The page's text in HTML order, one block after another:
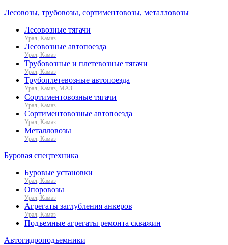
Лесовозы, трубовозы, сортиментовозы, металловозы
Лесовозные тягачи
Урал, Камаз
Лесовозные автопоезда
Урал, Камаз
Трубовозные и плетевозные тягачи
Урал, Камаз
Трубоплетевозные автопоезда
Урал, Камаз, МАЗ
Сортиментовозные тягачи
Урал, Камаз
Сортиментовозные автопоезда
Урал, Камаз
Металловозы
Урал, Камаз
Буровая спецтехника
Буровые установки
Урал, Камаз
Опоровозы
Урал, Камаз
Агрегаты заглубления анкеров
Урал, Камаз
Подъемные агрегаты ремонта скважин
Автогидроподъемники